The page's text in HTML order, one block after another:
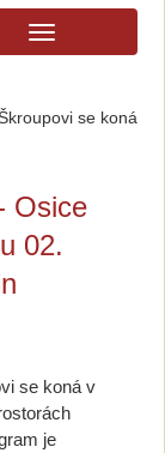
se koná
Osice
02.
se koná v
je